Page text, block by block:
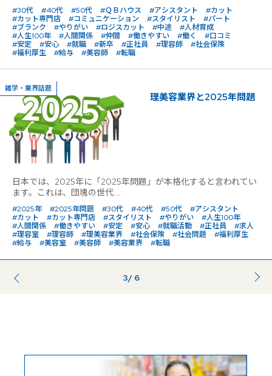
#30代 #40代 #50代 #ＱＢハウス #アシスタント
#カット
#カット専門店
#コミュニケーション #スタイリスト
#パート
#ブランク
#やりがい #ロジスカット #中途
#人材育成
#人生100年
#人間関係 #仲間 #働きやすい #働く
#口コミ
#安定
#安心 #就職 #新卒 #正社員 #理容師
#社会保険
#福利厚生
#給与 #美容師 #転職
雑学・業界話題
理美容業界と2025年問題
日本では、2025年に「2025年問題」が本格化すると言われてい
ます。これは、団塊の世代...
#2025年 #2025年問題 #30代 #40代 #50代
#アシスタント
#カット
#カット専門店 #スタイリスト #やりがい
#人生100年
#人間関係
#働きやすい #安定 #安心 #就職活動 #正社員
#求人
#理容室
#理容師 #理美容業界 #社会保険 #社会問題
#福利厚生
#給与
#美容室 #美容師 #美容業界 #転職
前のページ3/ 6